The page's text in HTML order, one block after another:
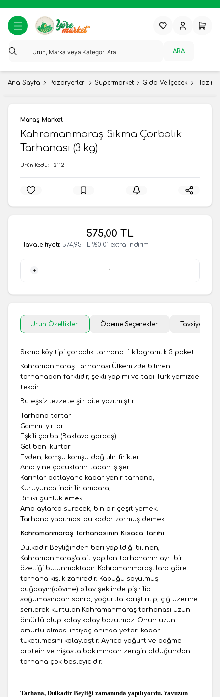
ARA
FavorilerimHesabım
Ana Sayfa Pazaryerleri Süpermarket Gıda Ve İçecek Hazır
Maraş Market
Kahramanmaraş Sıkma Çorbalık
Tarhanası (3 kg)
Ürün Kodu: T2112
575,00 TL
Havale fiyatı: 574,95 TL %0.01 extra indirim
Ürün Özellikleri Ödeme Seçenekleri Tavsiye Et
Sıkma köy tipi çorbalık tarhana. 1 kilogramlık 3 paket.
Kahramanmaraş Tarhanası Ülkemizde bilinen
tarhanadan farklıdır, şekli yapımı ve tadı Türkiyemizde
tekdir.
Bu eşsiz lezzete şiir bile yazılmıştır.
Tarhana tartar
Gamımı yırtar
Eşkili çorba (Baklava gardaş)
Gel beni kurtar
Evden, komşu komşu dağıtılır firikler.
Ama yine çocukların tabanı şişer.
Karınlar patlayana kadar yenir tarhana,
Kuruyunca indirilir ambara,
Bir iki günlük emek.
Ama aylarca sürecek, bin bir çeşit yemek.
Tarhana yapılması bu kadar zormuş demek.
Kahramanmaraş Tarhanasının Kısaca Tarihi
Dulkadir Beyliğinden beri yapıldığı bilinen,
Kahramanmaraş'a ait yapılan tarhananın ayrı bir
özelliği bulunmaktadır. Kahramanmaraşlılara göre
tarhana kışlık zahiredir. Kabuğu soyulmuş
buğdayın(dövme) pilav şeklinde pişirilip
soğumasından sonra, yoğurtla karıştırılıp, çiğ üzerine
serilerek kurtulan Kahramanmaraş tarhanası uzun
ömürlü olup kolay kolay bozulmaz. Onun uzun
ömürlü olması ihtiyaç anında yeteri kadar
tüketilmesini kolaylaştır. Ayrıca yoğurt ve döğme
protein ve nişasta bakımından zengin olduğundan
tarhana çok besleyicidir.
Tarhana, Dulkadir Beyliği zamanında yapılıyordu. Yavuzun